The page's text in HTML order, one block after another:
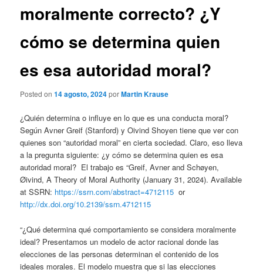
moralmente correcto? ¿Y
cómo se determina quien
es esa autoridad moral?
Posted on14 agosto, 2024porMartin Krause
¿Quién determina o influye en lo que es una conducta moral?
Según Avner Greif (Stanford) y Oivind Shoyen tiene que ver con
quienes son “autoridad moral” en cierta sociedad. Claro, eso lleva
a la pregunta siguiente: ¿y cómo se determina quien es esa
autoridad moral? El trabajo es “Greif, Avner and Schøyen,
Øivind, A Theory of Moral Authority (January 31, 2024). Available
at SSRN: https://ssrn.com/abstract=4712115 or
http://dx.doi.org/10.2139/ssrn.4712115
“¿Qué determina qué comportamiento se considera moralmente
ideal? Presentamos un modelo de actor racional donde las
elecciones de las personas determinan el contenido de los
ideales morales. El modelo muestra que si las elecciones